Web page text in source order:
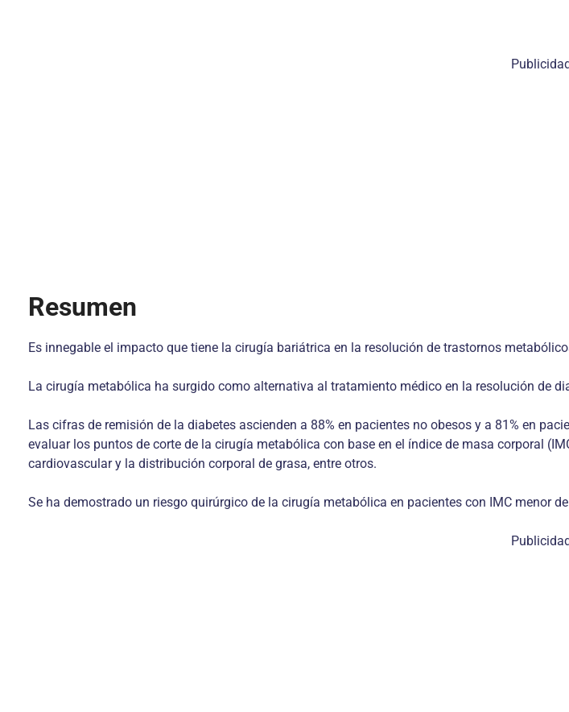
Resumen
Es innegable el impacto que tiene la cirugía bariátrica en la resolución de trastornos
La cirugía metabólica ha surgido como alternativa al tratamiento médico en la resolución de
Las cifras de remisión de la diabetes ascienden a 88% en pacientes no obesos y a 81% en
evaluar los puntos de corte de la cirugía metabólica con base en el índice de masa corporal
cardiovascular y la distribución corporal de grasa, entre otros.
Se ha demostrado un riesgo quirúrgico de la cirugía metabólica en pacientes con IMC menor